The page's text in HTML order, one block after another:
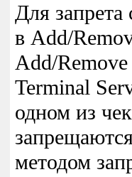
Для
в Add/
Add/
Terminal
одном из
методом